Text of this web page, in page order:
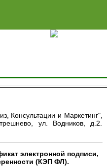
Консультации и Маркетинг",
ул. Водников, д.2.
электронной подписи,
(КЭП ФЛ).